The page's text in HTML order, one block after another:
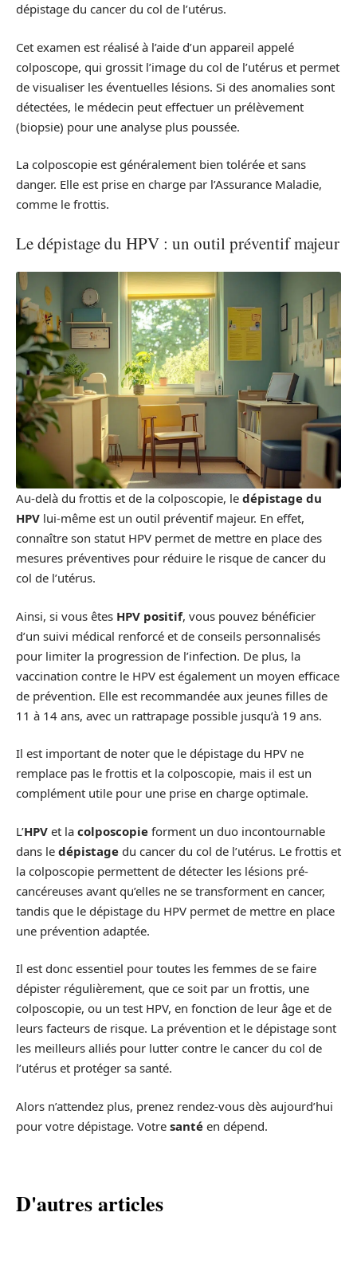
dépistage du cancer du col de l’utérus.
Cet examen est réalisé à l’aide d’un appareil appelé
colposcope, qui grossit l’image du col de l’utérus et permet
de visualiser les éventuelles lésions. Si des anomalies sont
détectées, le médecin peut effectuer un prélèvement
(biopsie) pour une analyse plus poussée.
La colposcopie est généralement bien tolérée et sans
danger. Elle est prise en charge par l’Assurance Maladie,
comme le frottis.
Le dépistage du HPV : un outil préventif majeur
Au-delà du frottis et de la colposcopie, le dépistage du
HPV lui-même est un outil préventif majeur. En effet,
connaître son statut HPV permet de mettre en place des
mesures préventives pour réduire le risque de cancer du
col de l’utérus.
Ainsi, si vous êtes HPV positif, vous pouvez bénéficier
d’un suivi médical renforcé et de conseils personnalisés
pour limiter la progression de l’infection. De plus, la
vaccination contre le HPV est également un moyen efficace
de prévention. Elle est recommandée aux jeunes filles de
11 à 14 ans, avec un rattrapage possible jusqu’à 19 ans.
Il est important de noter que le dépistage du HPV ne
remplace pas le frottis et la colposcopie, mais il est un
complément utile pour une prise en charge optimale.
L’HPV et la colposcopie forment un duo incontournable
dans le dépistage du cancer du col de l’utérus. Le frottis et
la colposcopie permettent de détecter les lésions pré-
cancéreuses avant qu’elles ne se transforment en cancer,
tandis que le dépistage du HPV permet de mettre en place
une prévention adaptée.
Il est donc essentiel pour toutes les femmes de se faire
dépister régulièrement, que ce soit par un frottis, une
colposcopie, ou un test HPV, en fonction de leur âge et de
leurs facteurs de risque. La prévention et le dépistage sont
les meilleurs alliés pour lutter contre le cancer du col de
l’utérus et protéger sa santé.
Alors n’attendez plus, prenez rendez-vous dès aujourd’hui
pour votre dépistage. Votre santé en dépend.
D'autres articles